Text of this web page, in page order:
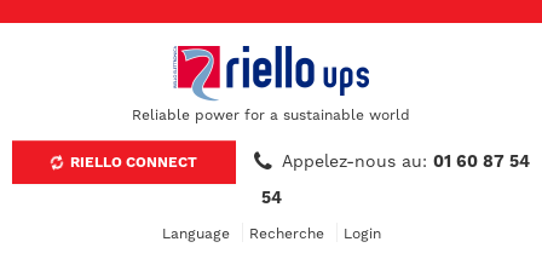
Reliable power for a sustainable world
RIELLO CONNECT Appelez-nous au: 01 60 87 54
54
Language Recherche Login